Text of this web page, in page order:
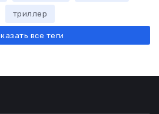
триллер
все теги